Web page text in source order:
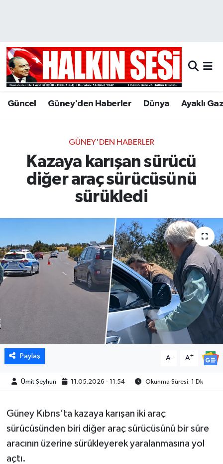
Güncel Güney'den Haberler Dünya Ayaklı
GÜNEY'DEN HABERLER
Kazaya karışan sürücü
diğer araç sürücüsünü
sürükledi
Paylaş A- A+
Ümit Şeyhun 11.05.2026 - 11:54 Okunma Süresi: 1 Dk
Güney Kıbrıs’ta kazaya karışan iki araç
sürücüsünden biri diğer araç sürücüsünü bir süre
aracının üzerine sürükleyerek yaralanmasına yol
açtı.
Hava Durumu
Trafik Durumu
Tüm Manşetler
Son Dakika Haberleri
Haber Arşivi